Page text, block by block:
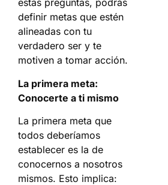
estas preguntas, podrás
definir metas que estén
alineadas con tu
verdadero ser y te
motiven a tomar acción.
La primera meta:
Conocerte a ti mismo
La primera meta que
todos deberíamos
establecer es la de
conocernos a nosotros
mismos. Esto implica: